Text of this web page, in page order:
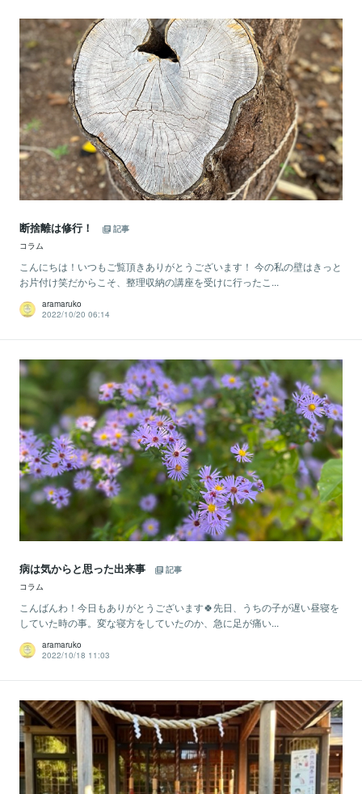
断捨離は修行！
記事
コラム
こんにちは！いつもご覧頂きありがとうございます！ 今の私の壁はきっと
お片付け笑だからこそ、整理収納の講座を受けに行ったこ...
aramaruko
2022/10/20 06:14
病は気からと思った出来事
記事
コラム
こんばんわ！今日もありがとうございます🍀先日、うちの子が遅い昼寝を
していた時の事。変な寝方をしていたのか、急に足が痛い...
aramaruko
2022/10/18 11:03